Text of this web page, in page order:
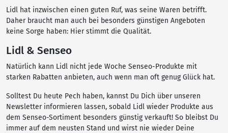
Lidl hat inzwischen einen guten Ruf, was seine Waren betrifft.
Daher braucht man auch bei besonders günstigen Angeboten
keine Sorge haben: Hier stimmt die Qualität.
Lidl & Senseo
Natürlich kann Lidl nicht jede Woche Senseo-Produkte mit
starken Rabatten anbieten, auch wenn man oft genug Glück hat.
Solltest Du heute Pech haben, kannst Du Dich über unseren
Newsletter informieren lassen, sobald Lidl wieder Produkte aus
dem Senseo-Sortiment besonders günstig verkauft! So bleibst Du
immer auf dem neusten Stand und wirst nie wieder Deine